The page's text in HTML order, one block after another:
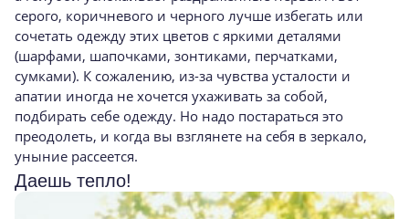
серого, коричневого и черного лучше избегать или
сочетать одежду этих цветов с яркими деталями
(шарфами, шапочками, зонтиками, перчатками,
сумками). К сожалению, из-за чувства усталости и
апатии иногда не хочется ухаживать за собой,
подбирать себе одежду. Но надо постараться это
преодолеть, и когда вы взглянете на себя в зеркало,
уныние рассеется.
Даешь тепло!